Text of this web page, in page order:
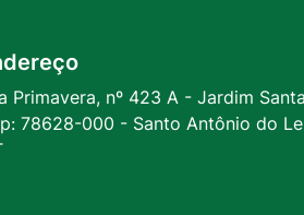
Instagram
Primavera, nº 423 A - Jardim
78628-000 - Santo Antônio do